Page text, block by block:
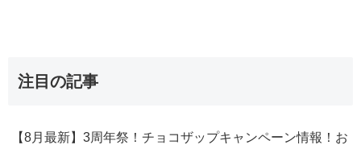
注目の記事
【8月最新】3周年祭！チョコザップキャンペーン情報！お